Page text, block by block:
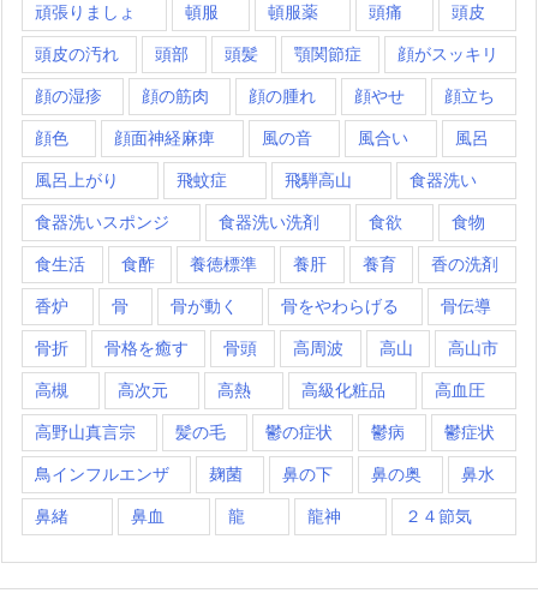
頑張りましょ 頓服 頓服薬 頭痛 頭皮
頭皮の汚れ 頭部 頭髪 顎関節症 顔がスッキリ
顔の湿疹 顔の筋肉 顔の腫れ 顔やせ 顔立ち
顔色 顔面神経麻痺 風の音 風合い 風呂
風呂上がり 飛蚊症 飛騨高山 食器洗い
食器洗いスポンジ 食器洗い洗剤 食欲 食物
食生活 食酢 養徳標準 養肝 養育 香の洗剤
香炉 骨 骨が動く 骨をやわらげる 骨伝導
骨折 骨格を癒す 骨頭 高周波 高山 高山市
高槻 高次元 高熱 高級化粧品 高血圧
高野山真言宗 髪の毛 鬱の症状 鬱病 鬱症状
鳥インフルエンザ 麹菌 鼻の下 鼻の奥 鼻水
鼻緒 鼻血 龍 龍神 ２４節気